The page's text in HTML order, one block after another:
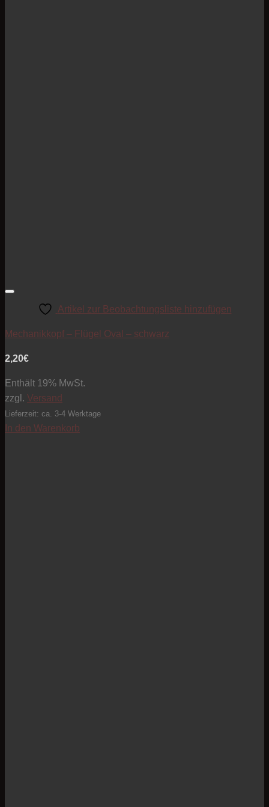
Artikel zur Beobachtungsliste hinzufügen
Mechanikkopf – Flügel Oval – schwarz
2,20€
Enthält 19% MwSt.
zzgl. Versand
Lieferzeit: ca. 3-4 Werktage
In den Warenkorb